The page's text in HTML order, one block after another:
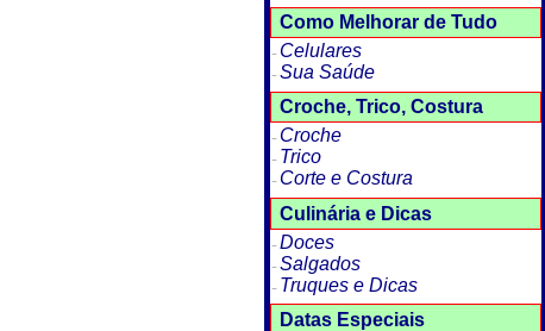
Como Melhorar de Tudo
Celulares
Sua Saúde
Croche, Trico, Costura
Croche
Trico
Corte e Costura
Culinária e Dicas
Doces
Salgados
Truques e Dicas
Datas Especiais